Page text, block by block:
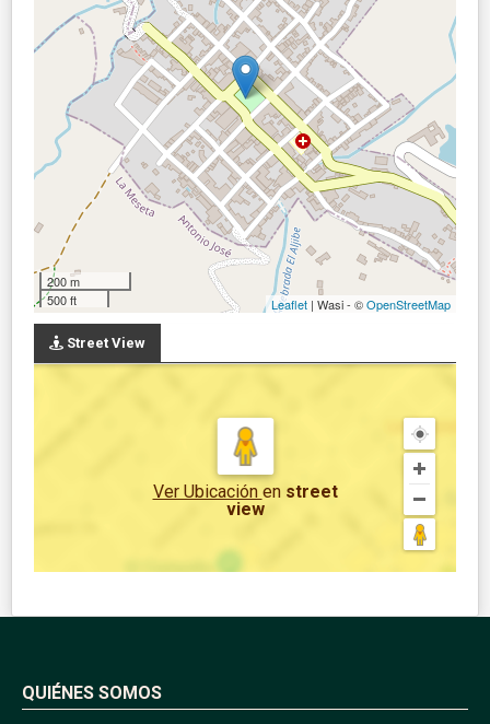
200 m
500 ft
Leaflet | Wasi - ©OpenStreetMap
Street View
Ver Ubicación en street
view
QUIÉNES SOMOS